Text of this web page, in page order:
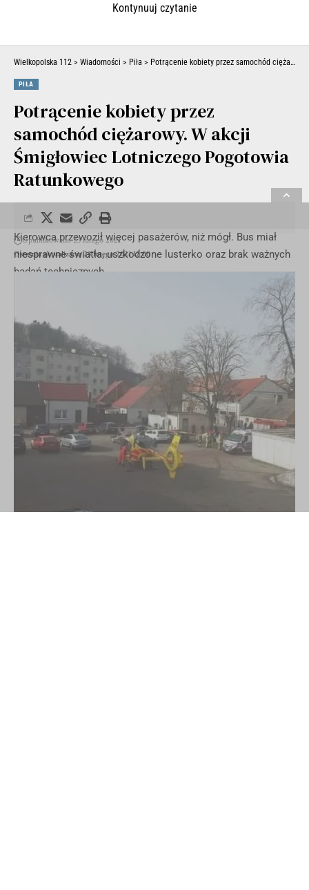
Kierowca przewoził więcej pasażerów, niż mógł. Bus miał
niesprawne światła, uszkodzone lusterko oraz brak ważnych
badań technicznych.
44-letni kierowca został ukarany mandatami i stracił dowód
Kontynuuj czytanie
Wielkopolska 112 > Wiadomości > Piła > Potrącenie kobiety przez samochód ciężarowy. W akcji Śmigłowiec Lotniczego Pogotowia Ratunkowego
PIŁA
Potrącenie kobiety przez
samochód ciężarowy. W akcji
Śmigłowiec Lotniczego Pogotowia
Ratunkowego
Ostatnia aktualizacja 23 lutego 2021 12:00
Opublikowano 23 lutego 2021